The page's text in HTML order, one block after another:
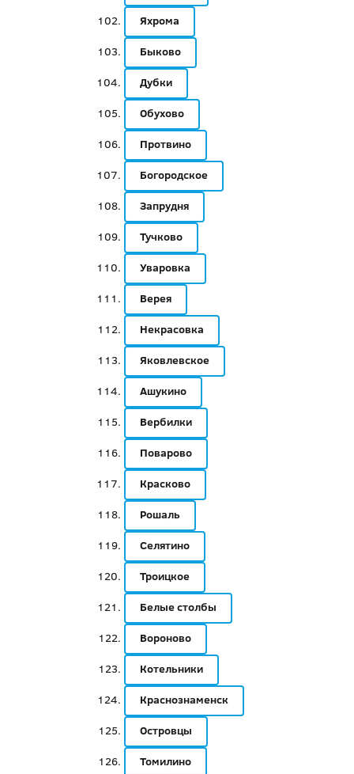
Яхрома
Быково
Дубки
Обухово
Протвино
Богородское
Запрудня
Тучково
Уваровка
Верея
Некрасовка
Яковлевское
Ашукино
Вербилки
Поварово
Красково
Рошаль
Селятино
Троицкое
Белые столбы
Вороново
Котельники
Краснознаменск
Островцы
Томилино